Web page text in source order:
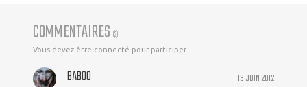
COMMENTAIRES (2)
Vous devez être connecté pour participer
13 JUIN 2012
BABOO